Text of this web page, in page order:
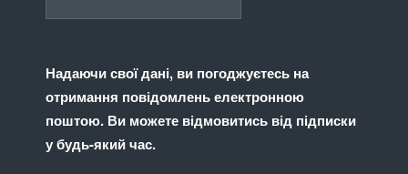
Надаючи свої дані, ви погоджуєтесь на
отримання повідомлень електронною
поштою. Ви можете відмовитись від підписки
у будь-який час.